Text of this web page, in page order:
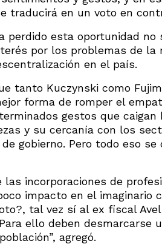
traducirá en un voto en
perdido esta oportunidad no
por los problemas de la
en el país.
tanto Kuczynski como
forma de romper el
gestos que caigan
y su cercanía con los
gobierno. Pero todo eso
las incorporaciones de
impacto en el imaginario
tal vez sí al ex fiscal
ello deben desmarcarse
agregó.